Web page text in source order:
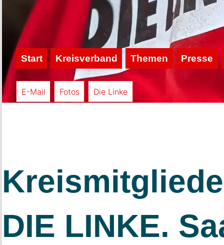
Start Kreisverband Themen Presse
E-Mail Fotos Die Linke
DIE LINKE.